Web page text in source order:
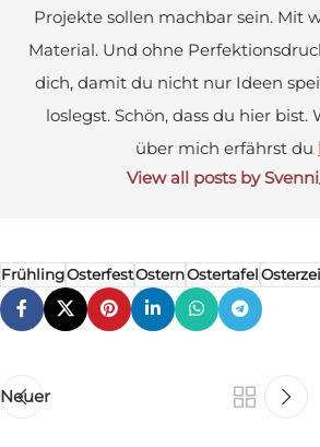
Projekte sollen machbar sein. Mit
Material. Und ohne
dich, damit du nicht nur Ideen
loslegst. Schön, dass du hier bist.
über mich erfährst du
View all posts by
FrühlingOsterfestOsternOstertafel
Neuer